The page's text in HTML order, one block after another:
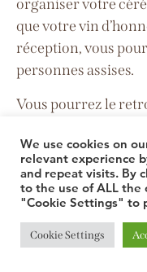
organiser votre
que votre vin
réception, vous
personnes assises.
Vous pourrez le
En bref ?
Domaine
à40min et 40 km de
personnes et 17
We use cookies on
relevant experience
and repeat visits. By
to the use of ALL the
"Cookie Settings" to
Cookie Settings